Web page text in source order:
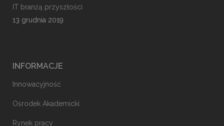
IT branżą przyszłości
13 grudnia 2019
INFORMACJE
Innowacyjność
Ośrodek Akademicki
Rynek pracy